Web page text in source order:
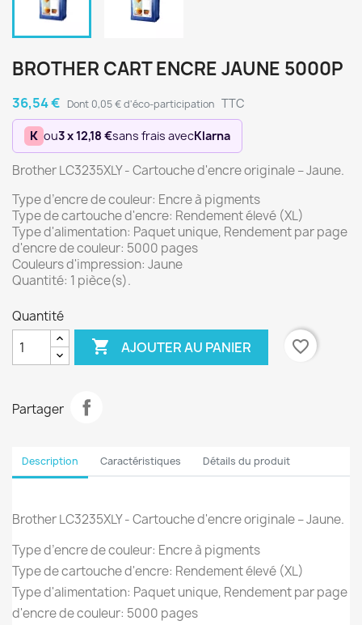
BROTHER CART ENCRE JAUNE 5000P
36,54 € Dont 0,05 € d'éco-participation TTC
K ou3 x 12,18 €sans frais avecKlarna
Brother LC3235XLY - Cartouche d'encre originale – Jaune.
Type d’encre de couleur: Encre à pigments
Type de cartouche d'encre: Rendement élevé (XL)
Type d'alimentation: Paquet unique, Rendement par page
d'encre de couleur: 5000 pages
Couleurs d'impression: Jaune
Quantité: 1 pièce(s).
Quantité
 AJOUTER AU PANIER favorite_border
Partager
Description Caractéristiques Détails du produit
Brother LC3235XLY - Cartouche d'encre originale – Jaune.
Type d’encre de couleur: Encre à pigments
Type de cartouche d'encre: Rendement élevé (XL)
Type d'alimentation: Paquet unique, Rendement par page
d'encre de couleur: 5000 pages